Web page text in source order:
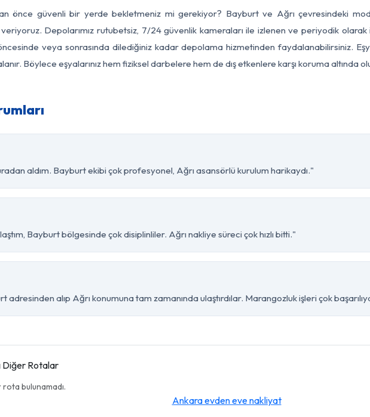
önce güvenli bir yerde bekletmeniz mi gerekiyor? Bayburt ve Ağrı çevresindeki
Depolarımız rutubetsiz, 7/24 güvenlik kameraları ile izlenen ve periyodik
veya sonrasında dilediğiniz kadar depolama hizmetinden faydalanabilirsiniz.
Böylece eşyalarınız hem fiziksel darbelere hem de dış etkenlere karşı koruma altında
aldım. Bayburt ekibi çok profesyonel, Ağrı asansörlü kurulum harikaydı."
Bayburt bölgesinde çok disiplinliler. Ağrı nakliye süreci çok hızlı bitti."
adresinden alıp Ağrı konumuna tam zamanında ulaştırdılar. Marangozluk işleri çok
Diğer Rotalar
bulunamadı.
Ankara evden eve nakliyat